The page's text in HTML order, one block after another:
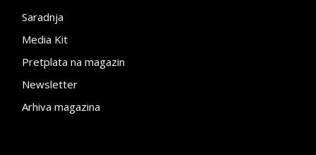
Saradnja
Media Kit
Pretplata na magazin
Newsletter
Arhiva magazina